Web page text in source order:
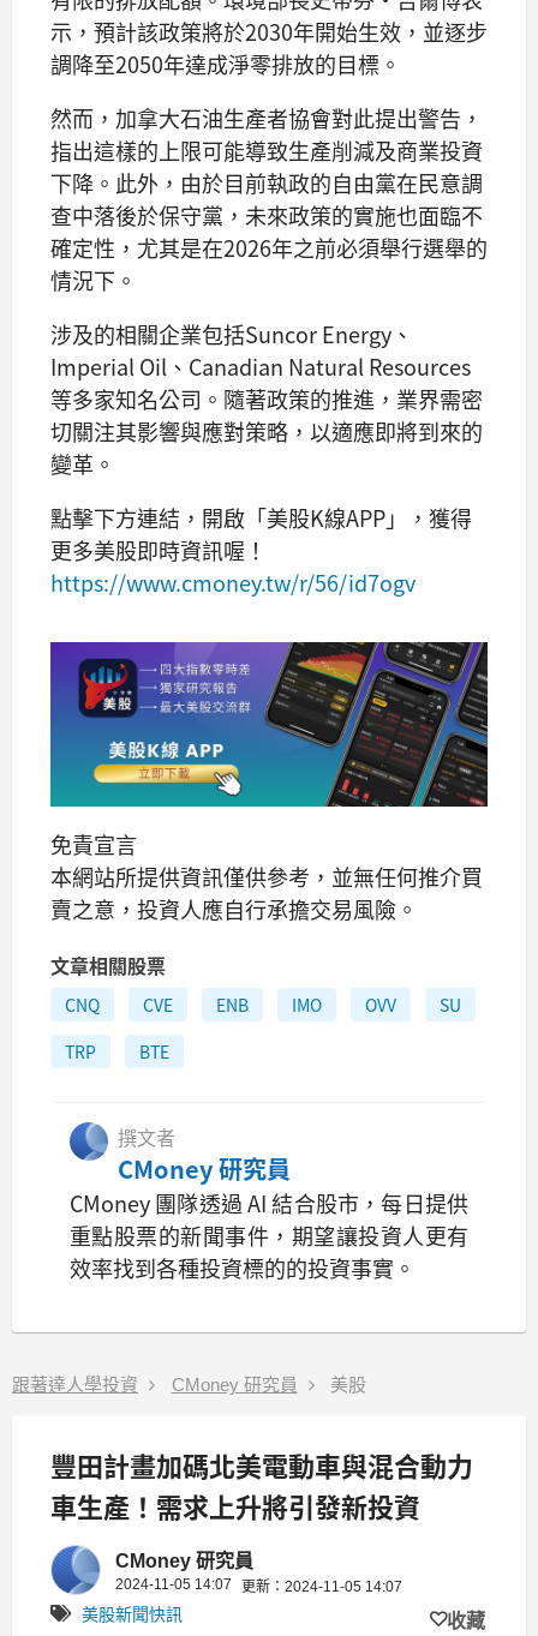
示，預計該政策將於2030年開始生效，並逐步
調降至2050年達成淨零排放的目標。
然而，加拿大石油生產者協會對此提出警告，
指出這樣的上限可能導致生產削減及商業投資
下降。此外，由於目前執政的自由黨在民意調
查中落後於保守黨，未來政策的實施也面臨不
確定性，尤其是在2026年之前必須舉行選舉的
情況下。
涉及的相關企業包括Suncor Energy、
Imperial Oil、Canadian Natural Resources
等多家知名公司。隨著政策的推進，業界需密
切關注其影響與應對策略，以適應即將到來的
變革。
點擊下方連結，開啟「美股K線APP」，獲得
更多美股即時資訊喔！
https://www.cmoney.tw/r/56/id7ogv
免責宣言
本網站所提供資訊僅供參考，並無任何推介買
賣之意，投資人應自行承擔交易風險。
文章相關股票
CNQ CVE ENB IMO OVV
SU
TRP
BTE
撰文者
CMoney 研究員
CMoney 團隊透過 AI 結合股市，每日提供
重點股票的新聞事件，期望讓投資人更有
效率找到各種投資標的的投資事實。
跟著達人學投資 CMoney 研究員 美股
豐田計畫加碼北美電動車與混合動力
車生產！需求上升將引發新投資
CMoney 研究員
2024-11-05 14:07 更新：2024-11-05 14:07
美股新聞快訊 收藏